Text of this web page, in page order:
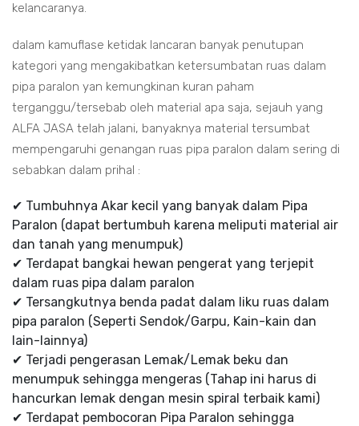
kelancaranya.
dalam kamuflase ketidak lancaran banyak penutupan
kategori yang mengakibatkan ketersumbatan ruas dalam
pipa paralon yan kemungkinan kuran paham
terganggu/tersebab oleh material apa saja, sejauh yang
ALFA JASA telah jalani, banyaknya material tersumbat
mempengaruhi genangan ruas pipa paralon dalam sering di
sebabkan dalam prihal :
✔ Tumbuhnya Akar kecil yang banyak dalam Pipa
Paralon (dapat bertumbuh karena meliputi material air
dan tanah yang menumpuk)
✔ Terdapat bangkai hewan pengerat yang terjepit
dalam ruas pipa dalam paralon
✔ Tersangkutnya benda padat dalam liku ruas dalam
pipa paralon (Seperti Sendok/Garpu, Kain-kain dan
lain-lainnya)
✔ Terjadi pengerasan Lemak/Lemak beku dan
menumpuk sehingga mengeras (Tahap ini harus di
hancurkan lemak dengan mesin spiral terbaik kami)
✔ Terdapat pembocoran Pipa Paralon sehingga